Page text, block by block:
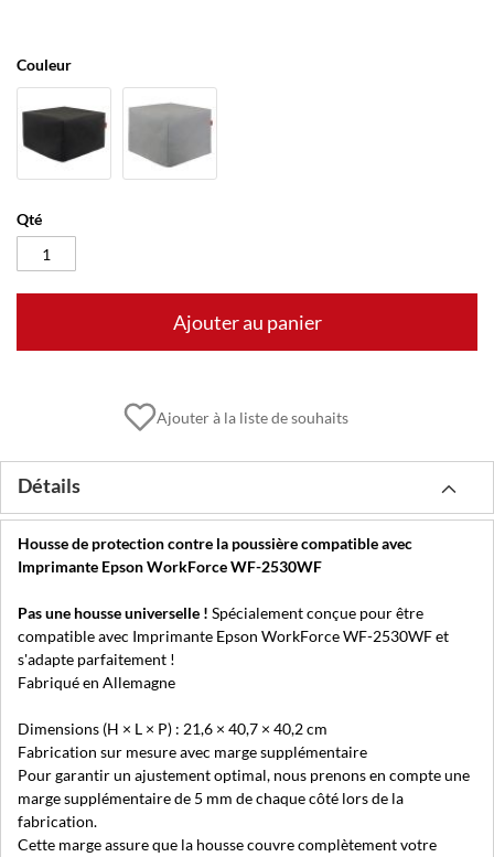
Couleur
Qté
Ajouter au panier
Ajouter à la liste de souhaits
Détails
Housse de protection contre la poussière compatible avec
Imprimante Epson WorkForce WF-2530WF
Pas une housse universelle ! Spécialement conçue pour être
compatible avec Imprimante Epson WorkForce WF-2530WF et
s'adapte parfaitement !
Fabriqué en Allemagne
Dimensions (H × L × P) : 21,6 × 40,7 × 40,2 cm
Fabrication sur mesure avec marge supplémentaire
Pour garantir un ajustement optimal, nous prenons en compte une
marge supplémentaire de 5 mm de chaque côté lors de la
fabrication.
Cette marge assure que la housse couvre complètement votre